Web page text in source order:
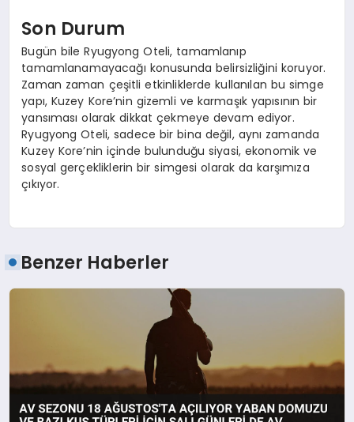
Son Durum
Bugün bile Ryugyong Oteli, tamamlanıp
tamamlanamayacağı konusunda belirsizliğini koruyor.
Zaman zaman çeşitli etkinliklerde kullanılan bu simge
yapı, Kuzey Kore’nin gizemli ve karmaşık yapısının bir
yansıması olarak dikkat çekmeye devam ediyor.
Ryugyong Oteli, sadece bir bina değil, aynı zamanda
Kuzey Kore’nin içinde bulunduğu siyasi, ekonomik ve
sosyal gerçekliklerin bir simgesi olarak da karşımıza
çıkıyor.
Benzer Haberler